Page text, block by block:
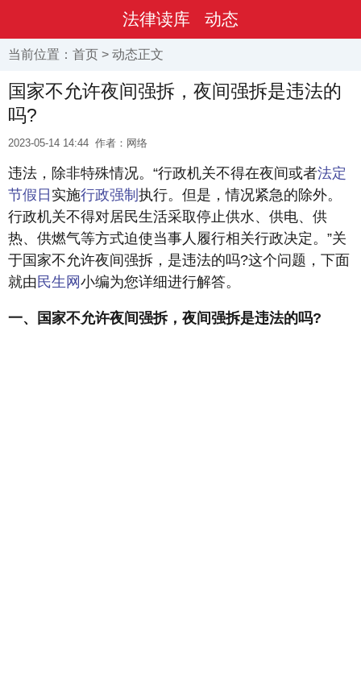
法律读库 动态
当前位置： 首页 > 动态正文
国家不允许夜间强拆，夜间强拆是违法的
吗?
2023-05-14 14:44 作者：网络
违法，除非特殊情况。“行政机关不得在夜间或者法定
节假日 实施行政强制 执行。但是，情况紧急的除外。
行政机关不得对居民生活采取停止供水、供电、供
热、供燃气等方式迫使当事人履行相关行政决定。”关
于国家不允许夜间强拆，是违法的吗?这个问题，下面
就由民生网 小编为您详细进行解答。
一、国家不允许夜间强拆，夜间强拆是违法的吗?